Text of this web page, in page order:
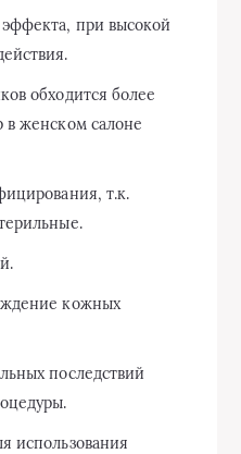
при высокой
обходится более
женском салоне
т.к.
кожных
последствий
использования